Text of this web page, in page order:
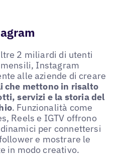
2 miliardi di utenti
Instagram
alle aziende di creare
che mettono in risalto
servizi e la storia del
. Funzionalità come
Reels e IGTV offrono
per connettersi
e mostrare le
in modo creativo.